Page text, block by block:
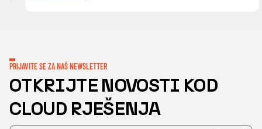
PRIJAVITE SE ZA NAŠ NEWSLETTER
OTKRIJTE NOVOSTI KOD
CLOUD RJEŠENJA